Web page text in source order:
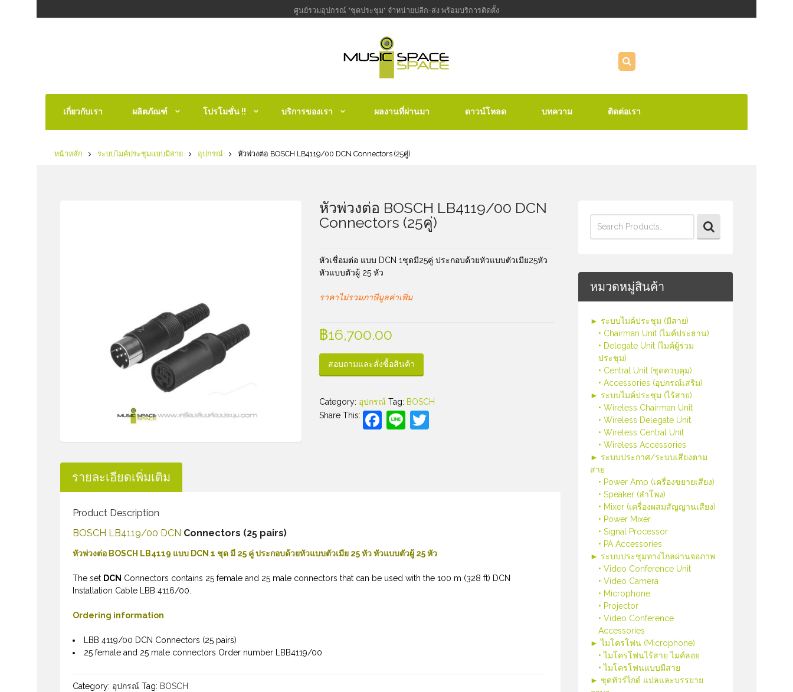
ศูนย์รวมอุปกรณ์ "ชุดประชุม" จำหน่ายปลีก-ส่ง พร้อมบริการติดตั้ง
เกี่ยวกับเรา ผลิตภัณฑ์ โปรโมชั่น !! บริการของเรา ผลงานที่ผ่านมา ดาวน์โหลด บทความ ติดต่อเรา
หน้าหลัก ระบบไมค์ประชุมแบบมีสาย อุปกรณ์ หัวพ่วงต่อ BOSCH LB4119/00 DCN Connectors (25คู่)
for:
หมวดหมู่สินค้า
► ระบบไมค์ประชุม (มีสาย)
• Chairman Unit (ไมค์ประธาน)
• Delegate Unit (ไมค์ผู้ร่วม
ประชุม)
• Central Unit (ชุดควบคุม)
• Accessories (อุปกรณ์เสริม)
► ระบบไมค์ประชุม (ไร้สาย)
• Wireless Chairman Unit
• Wireless Delegate Unit
• Wireless Central Unit
• Wireless Accessories
► ระบบประกาศ/ระบบเสียงตาม
สาย
• Power Amp (เครื่องขยายเสียง)
• Speaker (ลำโพง)
• Mixer (เครื่องผสมสัญญานเสียง)
• Power Mixer
• Signal Processor
• PA Accessories
► ระบบประชุมทางไกลผ่านจอภาพ
• Video Conference Unit
• Video Camera
• Microphone
• Projector
• Video Conference
Accessories
► ไมโครโฟน (Microphone)
• ไมโครโฟนไร้สาย ไมค์ลอย
• ไมโครโฟนแบบมีสาย
► ชุดทัวร์ไกด์ แปลและบรรยาย
หัวพ่วงต่อ BOSCH LB4119/00 DCN
Connectors (25คู่)
หัวเชื่อมต่อ แบบ DCN 1ชุดมี25คู่ ประกอบด้วยหัวแบบตัวเมีย25หัว
หัวแบบตัวผู้ 25 หัว
ราคาไม่รวมภาษีมูลค่าเพิ่ม
฿16,700.00
สอบถามและสั่งซื้อสินค้า
Category: อุปกรณ์ Tag: BOSCH
Share This:
Facebook
LineTwitter
รายละเอียดเพิ่มเติม
Product Description
BOSCH LB4119/00 DCN Connectors (25 pairs)
หัวพ่วงต่อ BOSCH LB4119 แบบ DCN 1 ชุด มี 25 คู่ ประกอบด้วยหัวแบบตัวเมีย 25 หัว หัวแบบตัวผู้ 25 หัว
The set DCN Connectors contains 25 female and 25 male connectors that can be used with the 100 m (328 ft) DCN
Installation Cable LBB 4116/00.
Ordering information
LBB 4119/00 DCN Connectors (25 pairs)
25 female and 25 male connectors Order number LBB4119/00
Category: อุปกรณ์ Tag: BOSCH